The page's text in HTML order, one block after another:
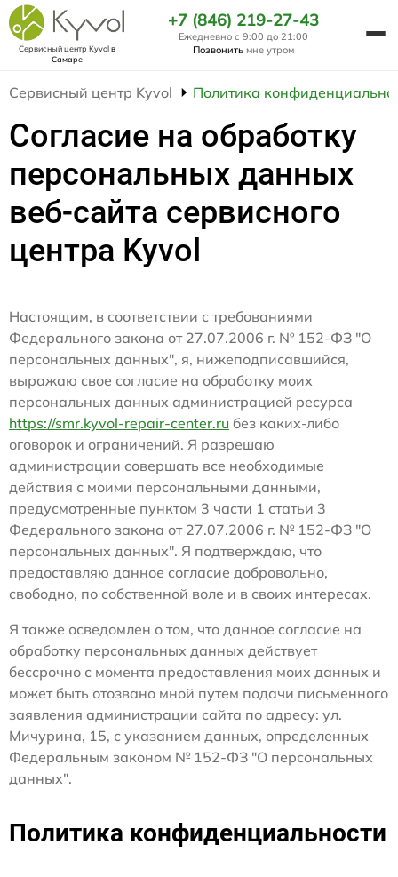
Сервисный центр Kyvolв
Самаре
+7 (846) 219-27-43
Ежедневно с 9:00 до 21:00
Позвонить мне утром
Сервисный центр Kyvol Политика
Согласие на обработку
персональных данных
веб-сайта сервисного
центра Kyvol
Настоящим, в соответствии с требованиями
Федерального закона от 27.07.2006 г. № 152-ФЗ "О
персональных данных", я, нижеподписавшийся,
выражаю свое согласие на обработку моих
персональных данных администрацией ресурса
https://smr.kyvol-repair-center.ru без каких-либо
оговорок и ограничений. Я разрешаю
администрации совершать все необходимые
действия с моими персональными данными,
предусмотренные пунктом 3 части 1 статьи 3
Федерального закона от 27.07.2006 г. № 152-ФЗ "О
персональных данных". Я подтверждаю, что
предоставляю данное согласие добровольно,
свободно, по собственной воле и в своих интересах.
Я также осведомлен о том, что данное согласие на
обработку персональных данных действует
бессрочно с момента предоставления моих данных и
может быть отозвано мной путем подачи письменного
заявления администрации сайта по адресу: ул.
Мичурина, 15, с указанием данных, определенных
Федеральным законом № 152-ФЗ "О персональных
данных".
Политика конфиденциальности